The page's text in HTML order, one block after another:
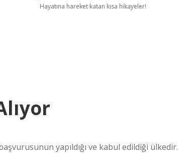
Hayatına hareket katan kısa hikayeler!
yapıldığı ve kabul edildiği ülkedir.